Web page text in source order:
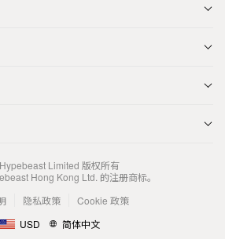
Hypebeast Limited 版权所有
Hong Kong Ltd. 的注册商标。
隐私政策
Cookie 政策
USD
简体中文